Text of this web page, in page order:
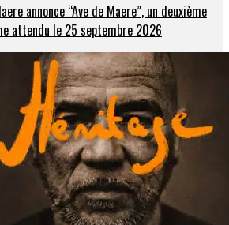
annonce “Ave de Maere”, un deuxième
attendu le 25 septembre 2026